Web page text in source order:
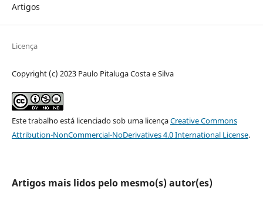
Artigos
Licença
Copyright (c) 2023 Paulo Pitaluga Costa e Silva
Este trabalho está licenciado sob uma licençaCreative Commons
Attribution-NonCommercial-NoDerivatives 4.0 International License.
Artigos mais lidos pelo mesmo(s) autor(es)